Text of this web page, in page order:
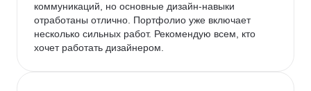
коммуникаций, но основные дизайн-навыки
отработаны отлично. Портфолио уже включает
несколько сильных работ. Рекомендую всем, кто
хочет работать дизайнером.